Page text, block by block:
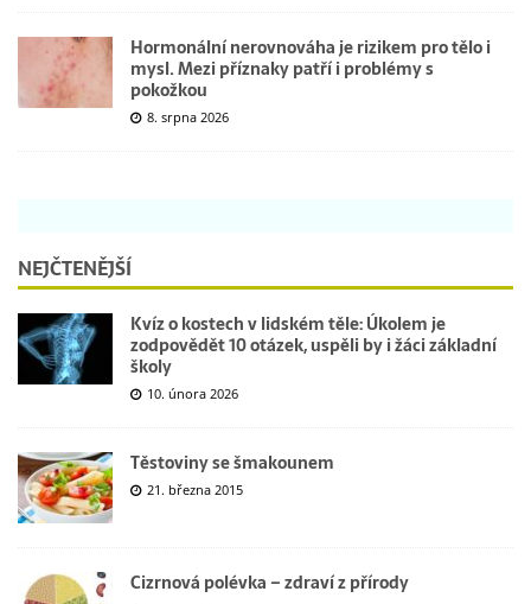
Hormonální nerovnováha je rizikem pro tělo i
mysl. Mezi příznaky patří i problémy s
pokožkou
8. srpna 2026
NEJČTENĚJŠÍ
Kvíz o kostech v lidském těle: Úkolem je
zodpovědět 10 otázek, uspěli by i žáci základní
školy
10. února 2026
Těstoviny se šmakounem
21. března 2015
Cizrnová polévka – zdraví z přírody